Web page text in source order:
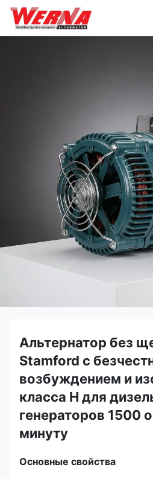
Альтернатор без
Stamford с
возбуждением и
класса H для
генераторов 1500
минуту
Основные свойства